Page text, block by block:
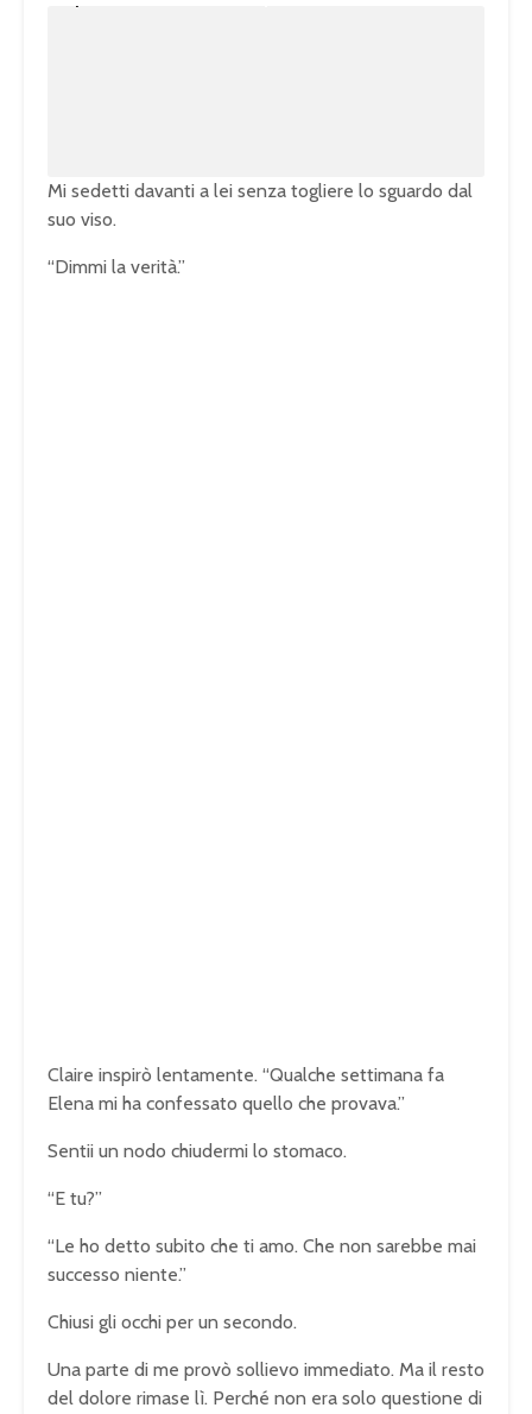
Mi sedetti davanti a lei senza togliere lo sguardo dal
suo viso.
“Dimmi la verità.”
Claire inspirò lentamente. “Qualche settimana fa
Elena mi ha confessato quello che provava.”
Sentii un nodo chiudermi lo stomaco.
“E tu?”
“Le ho detto subito che ti amo. Che non sarebbe mai
successo niente.”
Chiusi gli occhi per un secondo.
Una parte di me provò sollievo immediato. Ma il resto
del dolore rimase lì. Perché non era solo questione di